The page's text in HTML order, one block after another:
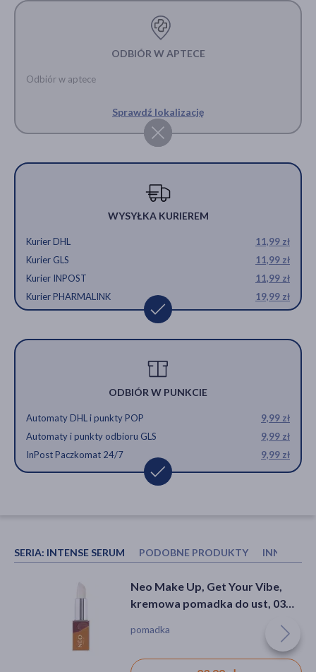
ODBIÓR W APTECE
Odbiór w aptece
Sprawdź lokalizację
WYSYŁKA KURIEREM
Kurier DHL
11,99 zł
Kurier GLS
11,99 zł
Kurier INPOST
11,99 zł
Kurier PHARMALINK
19,99 zł
ODBIÓR W PUNKCIE
Automaty DHL i punkty POP
9,99 zł
Automaty i punkty odbioru GLS
9,99 zł
InPost Paczkomat 24/7
9,99 zł
SERIA: INTENSE SERUM PODOBNE PRODUKTY INNI
Rom&nd Glasting Melting Balm,
balsam do ust, 02 Lovey Pink, 3,5
balsam, pomadka
NEO Make Up Balsam do ust w
sztyfcie Triple Action: 02 GOOD
balsam, sztyft, suchość
Neo Make Up, Get Your Vibe,
kremowa pomadka do ust, 03
pomadka